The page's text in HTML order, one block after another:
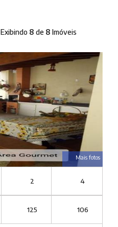
Exibindo 8 de 8 Imóveis
Mais fotos
2 4
125 106